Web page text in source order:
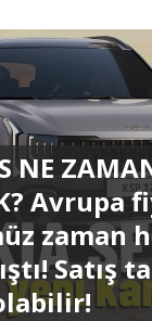
NE
Avrupa
zaman
Satış